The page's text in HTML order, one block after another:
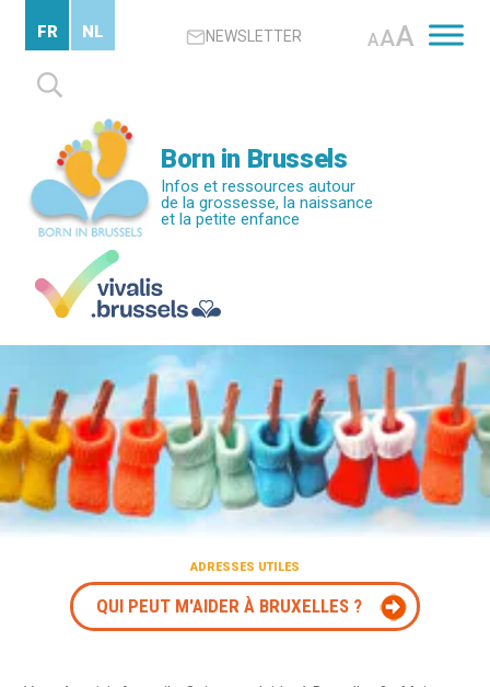
contenu
principal
NEWSLETTER AAA
Rechercher :
FR NL
Born in Brussels
Infos et ressources autour
de la grossesse, la naissance
et la petite enfance
ADRESSES UTILES
QUI PEUT M'AIDER À BRUXELLES ?